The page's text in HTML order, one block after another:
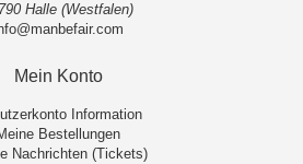
Halle (Westfalen)
Mein Konto
Information
Bestellungen
Nachrichten (Tickets)